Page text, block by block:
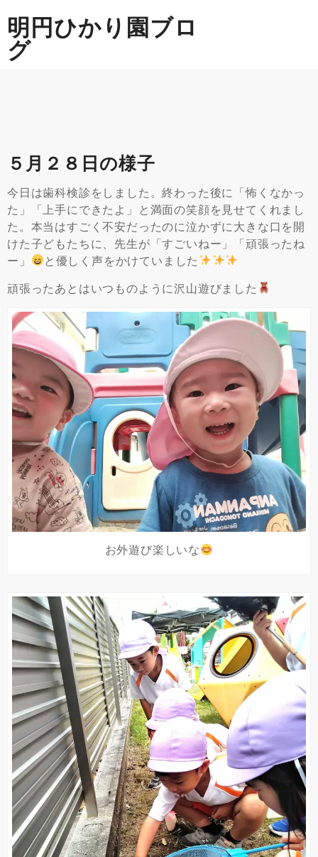
to
content
明円ひかり園ブロ
グ
５月２８日の様子
今日は歯科検診をしました。終わった後に「怖くなかっ
た」「上手にできたよ」と満面の笑顔を見せてくれまし
た。本当はすごく不安だったのに泣かずに大きな口を開
けた子どもたちに、先生が「すごいねー」「頑張ったね
ー」
と優しく声をかけていました
頑張ったあとはいつものように沢山遊びました
お外遊び楽しいな